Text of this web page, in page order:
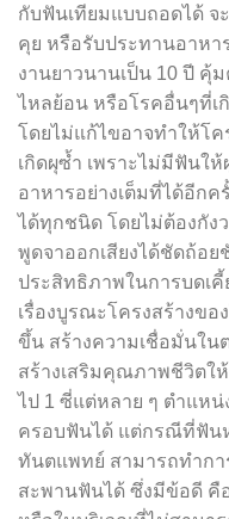
กับฟันเทียมแบบถอดได้
คุย หรือรับประทานอาหา
งานยาวนานเป็น 10 ปี คุ้
ไหลย้อน หรือโรคอื่นๆที่เ
โดยไม่แก้ไขอาจทำให้โ
เกิดผุซ้ำ เพราะไม่มีฟันใ
อาหารอย่างเต็มที่ได้อีก
ได้ทุกชนิด โดยไม่ต้องกัง
พูดจาออกเสียงได้ชัดถ้อย
ประสิทธิภาพในการบดเ
เรื่องบูรณะโครงสร้างข
ขึ้น สร้างความเชื่อมั่นใ
สร้างเสริมคุณภาพชีวิต
ไป 1 ซี่แต่หลาย ๆ ตำแหน่
ครอบฟันได้ แต่กรณีที่ฟัน
ทันตแพทย์ สามารถทำกา
สะพานฟันได้ ซึ่งมีข้อดี คื